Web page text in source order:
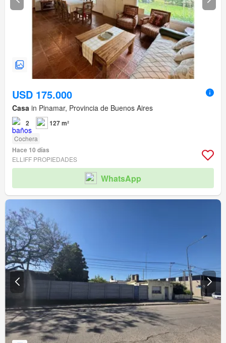
USD 175.000
Casa in Pinamar, Provincia de Buenos Aires
2 127 m²
Cochera
Hace 10 días
ELLIFF PROPIEDADES
WhatsApp